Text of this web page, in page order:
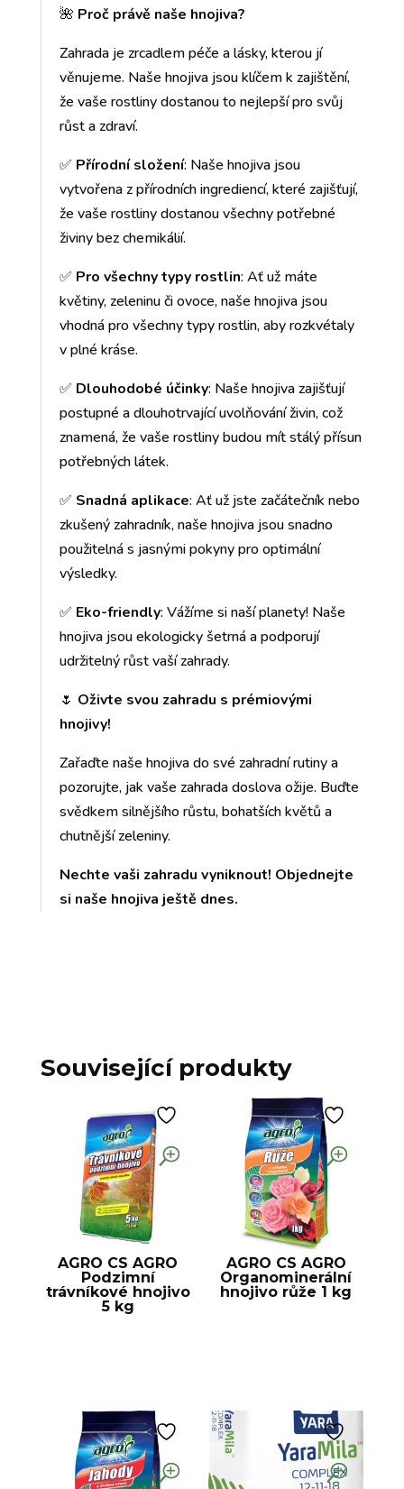
🌺 Proč právě naše hnojiva?
Zahrada je zrcadlem péče a lásky, kterou jí
věnujeme. Naše hnojiva jsou klíčem k zajištění,
že vaše rostliny dostanou to nejlepší pro svůj
růst a zdraví.
✅ Přírodní složení: Naše hnojiva jsou
vytvořena z přírodních ingrediencí, které zajišťují,
že vaše rostliny dostanou všechny potřebné
živiny bez chemikálií.
✅ Pro všechny typy rostlin: Ať už máte
květiny, zeleninu či ovoce, naše hnojiva jsou
vhodná pro všechny typy rostlin, aby rozkvétaly
v plné kráse.
✅ Dlouhodobé účinky: Naše hnojiva zajišťují
postupné a dlouhotrvající uvolňování živin, což
znamená, že vaše rostliny budou mít stálý přísun
potřebných látek.
✅ Snadná aplikace: Ať už jste začátečník nebo
zkušený zahradník, naše hnojiva jsou snadno
použitelná s jasnými pokyny pro optimální
výsledky.
✅ Eko-friendly: Vážíme si naší planety! Naše
hnojiva jsou ekologicky šetrná a podporují
udržitelný růst vaší zahrady.
🌷 Oživte svou zahradu s prémiovými
hnojivy!
Zařaďte naše hnojiva do své zahradní rutiny a
pozorujte, jak vaše zahrada doslova ožije. Buďte
svědkem silnějšího růstu, bohatších květů a
chutnější zeleniny.
Nechte vaši zahradu vyniknout! Objednejte
si naše hnojiva ještě dnes.
Související produkty
AGRO CS AGRO
Podzimní
trávníkové hnojivo
5 kg
AGRO CS AGRO
Organominerální
hnojivo růže 1 kg